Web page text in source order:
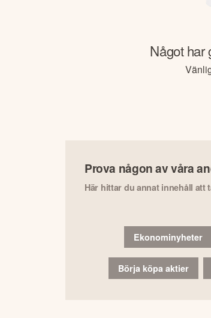
Något har
Prova någon av våra
Här hittar du annat innehåll att
Ekonominyheter
Börja köpa aktier